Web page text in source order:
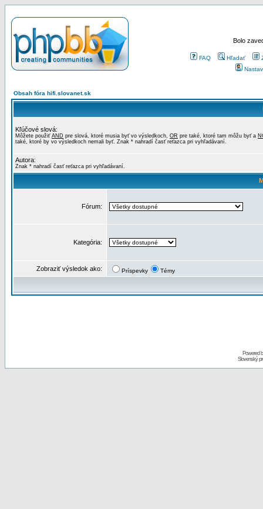
Bolo
FAQ Hľadať
Obsah fóra hifi.slovanet.sk
Kľúčové slová:
Môžete použiť AND pre slová, ktoré musia byť vo výsledkoch, OR pre také, ktoré tam môžu byť a
také, ktoré by vo výsledkoch nemali byť. Znak * nahradí časť reťazca pri vyhľadávaní.
Autora:
Znak * nahradí časť reťazca pri vyhľadávaní.
Fórum:
Kategória:
Zobraziť výsledok ako: Príspevky Témy
Powered
Slovenský